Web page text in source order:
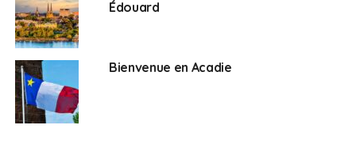
FÊTE NATIONALE
UNE
Français au Canada
Édouard
Bienvenue en Acadie